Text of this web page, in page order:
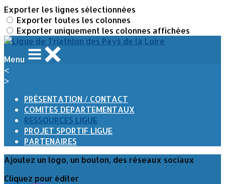
Exporter les lignes sélectionnées
Exporter toutes les colonnes
Exporter uniquement les colonnes affichées
Menu
<
>
PRÉSENTATION / CONTACT
COMITES DEPARTEMENTAUX
RESSOURCES LIGUE
PROJET SPORTIF LIGUE
PARTENAIRES
Ajoutez un logo, un bouton, des réseaux sociaux
Cliquez pour éditer